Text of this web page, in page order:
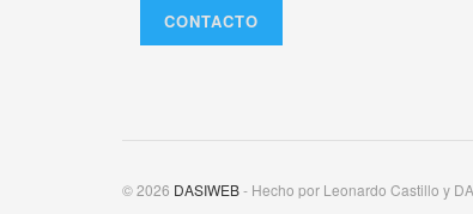
CONTACTO
© 2026 DASIWEB- Hecho por Leonardo Castillo y